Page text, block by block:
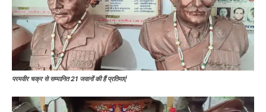
परमवीर चक्र से सम्मानित 21 जवानों की हैं प्रतिमाएं